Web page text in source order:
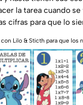
la tarea cuando
cifras para que lo
Lilo & Sticth para que los